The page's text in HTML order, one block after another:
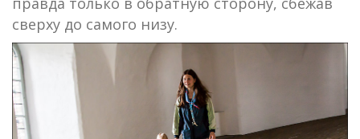
сверху до самого низу.